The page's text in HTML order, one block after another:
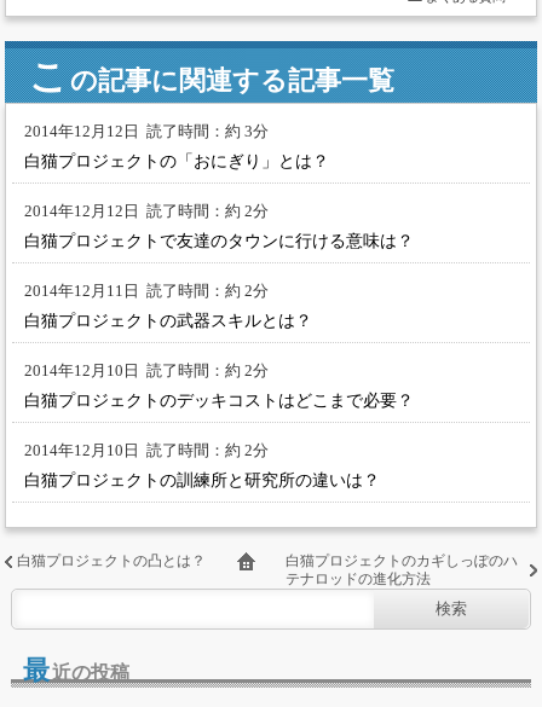
この記事に関連する記事一覧
2014年12月12日 読了時間：約 3分
白猫プロジェクトの「おにぎり」とは？
2014年12月12日 読了時間：約 2分
白猫プロジェクトで友達のタウンに行ける意味は？
2014年12月11日 読了時間：約 2分
白猫プロジェクトの武器スキルとは？
2014年12月10日 読了時間：約 2分
白猫プロジェクトのデッキコストはどこまで必要？
2014年12月10日 読了時間：約 2分
白猫プロジェクトの訓練所と研究所の違いは？
白猫プロジェクトの凸とは？
白猫プロジェクトのカギしっぽのハ
テナロッドの進化方法
最近の投稿